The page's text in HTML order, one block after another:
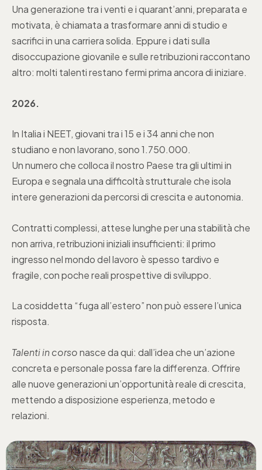
Una generazione tra i venti e i quarant’anni, preparata e
motivata, è chiamata a trasformare anni di studio e
sacrifici in una carriera solida. Eppure i dati sulla
disoccupazione giovanile e sulle retribuzioni raccontano
altro: molti talenti restano fermi prima ancora di iniziare.
2026.
In Italia i NEET, giovani tra i 15 e i 34 anni che non
studiano e non lavorano, sono 1.750.000.
Un numero che colloca il nostro Paese tra gli ultimi in
Europa e segnala una difficoltà strutturale che isola
intere generazioni da percorsi di crescita e autonomia.
Contratti complessi, attese lunghe per una stabilità che
non arriva, retribuzioni iniziali insufficienti: il primo
ingresso nel mondo del lavoro è spesso tardivo e
fragile, con poche reali prospettive di sviluppo.
La cosiddetta “fuga all’estero” non può essere l’unica
risposta.
Talenti in corsonasce da qui: dall’idea che un’azione
concreta e personale possa fare la differenza. Offrire
alle nuove generazioni un’opportunità reale di crescita,
mettendo a disposizione esperienza, metodo e
relazioni.